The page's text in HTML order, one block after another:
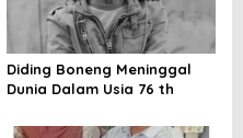
Diding Boneng Meninggal
Dunia Dalam Usia 76 th